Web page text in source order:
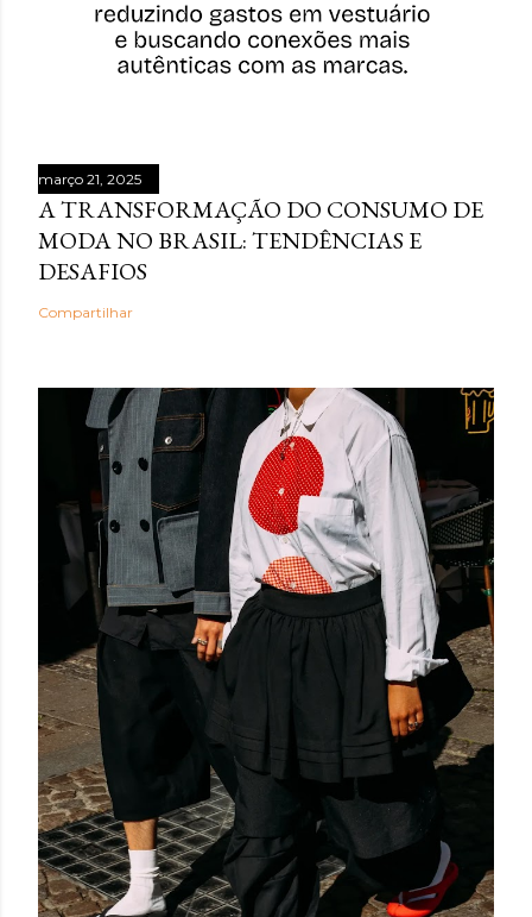
março 21, 2025
A TRANSFORMAÇÃO DO CONSUMO DE
MODA NO BRASIL: TENDÊNCIAS E
DESAFIOS
Compartilhar